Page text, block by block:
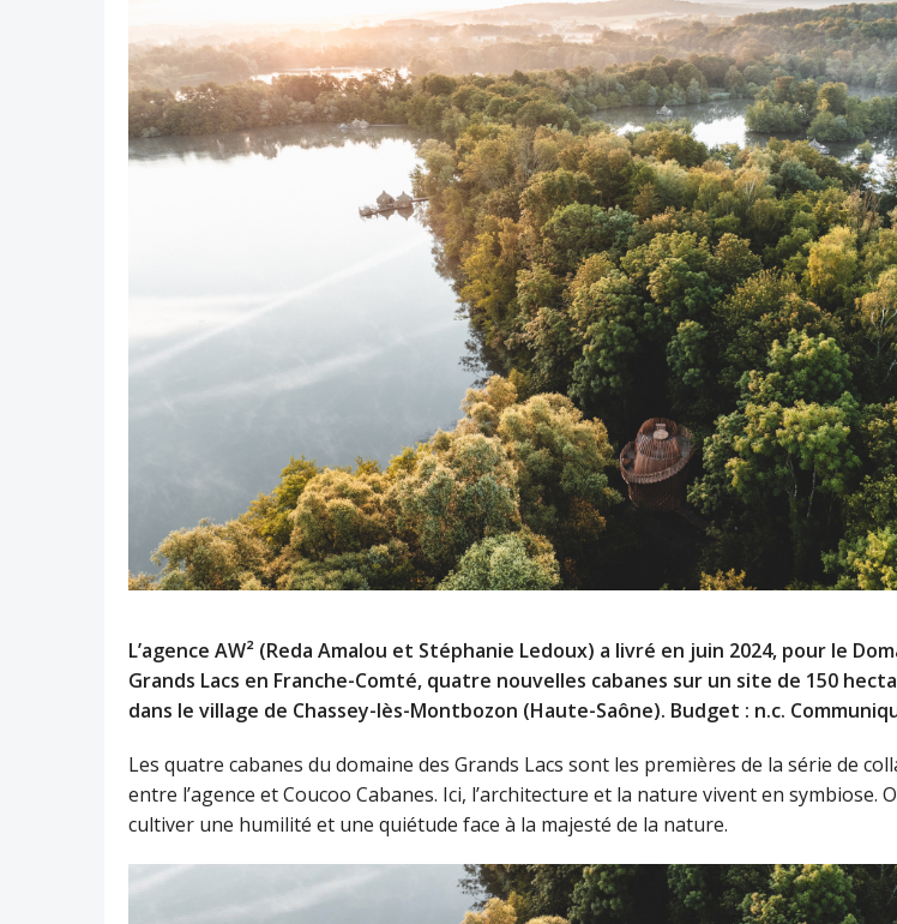
L’agence AW² (Reda Amalou et Stéphanie Ledoux) a livré en juin 2024, pour le
Grands Lacs en Franche-Comté, quatre nouvelles cabanes sur un site de 150
dans le village de Chassey-lès-Montbozon (Haute-Saône). Budget : n.c.
Les quatre cabanes du domaine des Grands Lacs sont les premières de la série de
entre l’agence et Coucoo Cabanes. Ici, l’architecture et la nature vivent en symbiose.
cultiver une humilité et une quiétude face à la majesté de la nature.